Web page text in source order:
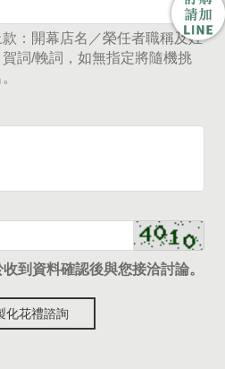
：開幕店名／榮任者職稱及姓
詞/輓詞，如無指定將隨機挑
到資料確認後與您接洽討論。
化花禮諮詢